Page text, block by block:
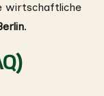
wirtschaftliche
.